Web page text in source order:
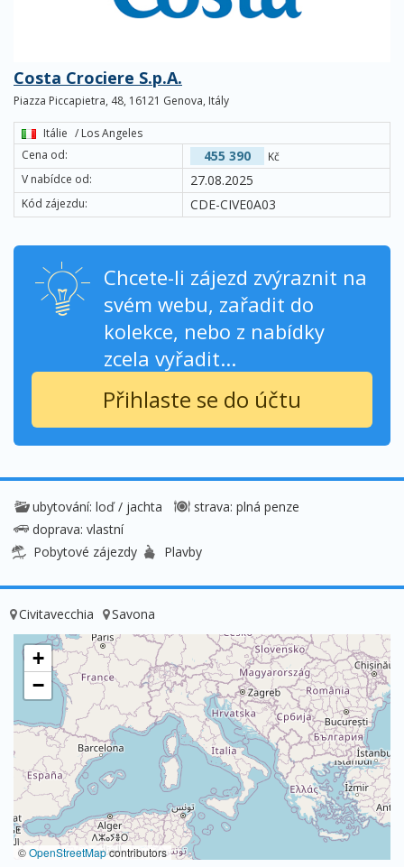
Costa Crociere S.p.A.
Piazza Piccapietra, 48, 16121 Genova, Itály
Itálie / Los Angeles
Cena od:
455 390 Kč
V nabídce od: 27.08.2025
Kód zájezdu: CDE-CIVE0A03
Chcete-li zájezd zvýraznit na
svém webu, zařadit do
kolekce, nebo z nabídky
zcela vyřadit...
Přihlaste se do účtu
ubytování: loď / jachta
strava: plná penze
doprava: vlastní
Pobytové zájezdy
Plavby
Civitavecchia Savona
+
−
©OpenStreetMapcontributors